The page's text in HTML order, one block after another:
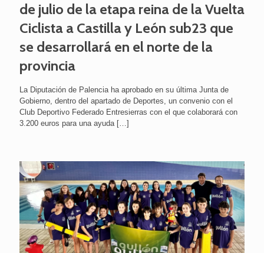
de julio de la etapa reina de la Vuelta
Ciclista a Castilla y León sub23 que
se desarrollará en el norte de la
provincia
La Diputación de Palencia ha aprobado en su última Junta de
Gobierno, dentro del apartado de Deportes, un convenio con el
Club Deportivo Federado Entresierras con el que colaborará con
3.200 euros para una ayuda[…]